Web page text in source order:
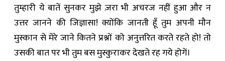
तुम्हारी ये बातें सुनकर मुझे ज़रा भी अचरज नहीं हुआ और न
उत्तर जानने की जिज्ञासा! क्योंकि जानती हूँ तुम अपनी मौन
मुस्कान से मेरे जाने कितने प्रश्नों को अनुत्तरित करते रहते हो! तो
उसकी बात पर भी तुम बस मुस्कुराकर देखते रह गये होगें।